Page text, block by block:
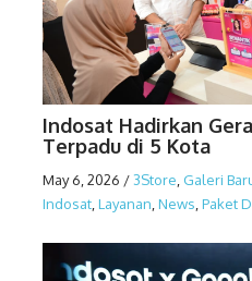
Indosat Hadirkan
Terpadu di 5 Kota
May 6, 2026 /3Store Galeri
Indosat Layanan News Paket